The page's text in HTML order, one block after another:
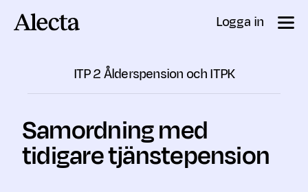
Logga in
ITP 2 Ålderspension och ITPK
Samordning med
tidigare tjänstepension